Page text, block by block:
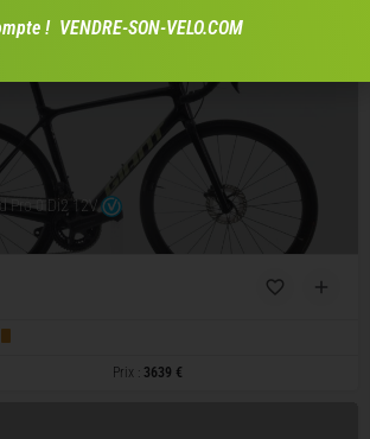
Pro 0 Di2 12V
Prix : 3639 €
! VENDRE-SON-VELO.COM